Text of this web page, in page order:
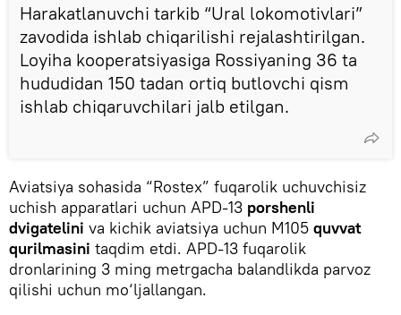
Harakatlanuvchi tarkib “Ural lokomotivlari”
zavodida ishlab chiqarilishi rejalashtirilgan.
Loyiha kooperatsiyasiga Rossiyaning 36 ta
hududidan 150 tadan ortiq butlovchi qism
ishlab chiqaruvchilari jalb etilgan.
Aviatsiya sohasida “Rostex” fuqarolik uchuvchisiz
uchish apparatlari uchun APD-13 porshenli
dvigatelini va kichik aviatsiya uchun M105 quvvat
qurilmasini taqdim etdi. APD-13 fuqarolik
dronlarining 3 ming metrgacha balandlikda parvoz
qilishi uchun mo‘ljallangan.